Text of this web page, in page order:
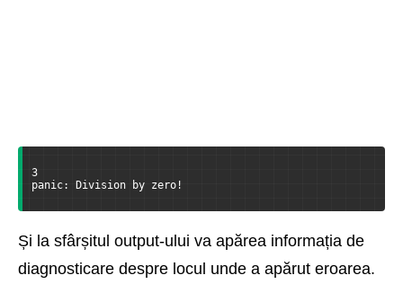
3
panic: Division by zero!
Și la sfârșitul output-ului va apărea informația de
diagnosticare despre locul unde a apărut eroarea.